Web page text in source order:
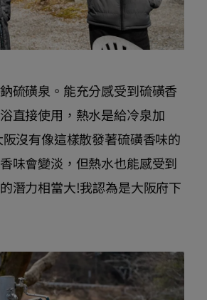
硫磺泉。能充分感受到硫磺香
直接使用，熱水是給冷泉加
沒有像這樣散發著硫磺香味的
味會變淡，但熱水也能感受到
潛力相當大!我認為是大阪府下